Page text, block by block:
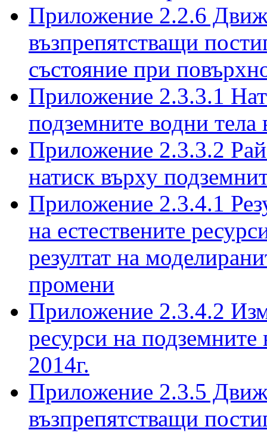
Приложение 2.2.6
възпрепятстващи
състояние при
Приложение 2.3.3.1
подземните водни
Приложение 2.3.3.2
натиск върху
Приложение 2.3.4.1
на естествените
резултат на
промени
Приложение 2.3.4.2
ресурси на
2014г.
Приложение 2.3.5
възпрепятстващи